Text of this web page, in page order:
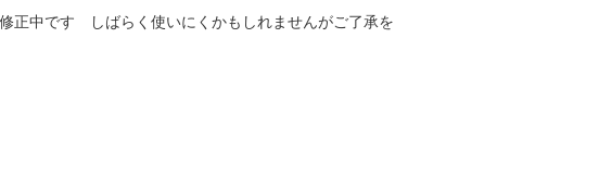
正中です しばらく使いにくかもしれませんがご了承を